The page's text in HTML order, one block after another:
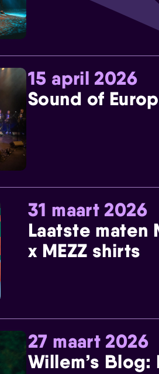
15 april 2026
Sound of
31 maart 2026
Laatste maten
x MEZZ shirts
27 maart 2026
Willem’s Blog: